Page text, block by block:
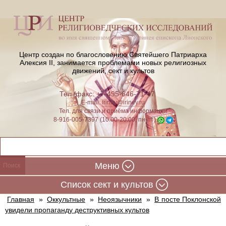
Центр создан по благословению Святейшего Патриарха
Алексия II, занимается проблемами новых религиозных
движений, сект и культов
Тел./факс: +7-495-646-71-47
E-mail:iriney@iriney.ru
Тел. для связи и приёма информации
8-916-005-7397 (10:00-20:00, пн-пт)
Меню
Cписок сект и культов
Главная » Оккультные » Неоязычники » В посте Поклонской
увидели пропаганду деструктивных культов